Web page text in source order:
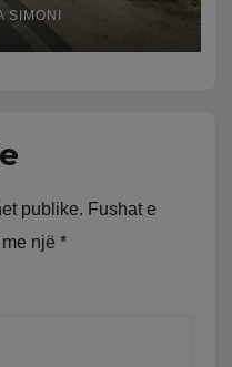
SIMONI
publike. Fushat e
një *